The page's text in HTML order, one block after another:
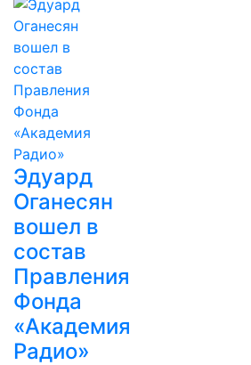
Эдуард
Оганесян
вошел в
состав
Правления
Фонда
«Академия
Радио»